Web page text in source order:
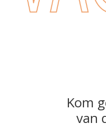
Kom
van